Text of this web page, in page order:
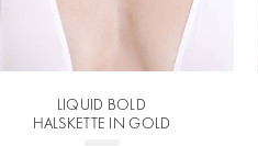
LIQUID BOLD
HALSKETTE IN GOLD